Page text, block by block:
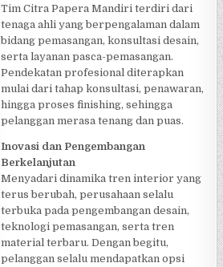
Tim Citra Papera Mandiri terdiri dari
tenaga ahli yang berpengalaman dalam
bidang pemasangan, konsultasi desain,
serta layanan pasca-pemasangan.
Pendekatan profesional diterapkan
mulai dari tahap konsultasi, penawaran,
hingga proses finishing, sehingga
pelanggan merasa tenang dan puas.
Inovasi dan Pengembangan
Berkelanjutan
Menyadari dinamika tren interior yang
terus berubah, perusahaan selalu
terbuka pada pengembangan desain,
teknologi pemasangan, serta tren
material terbaru. Dengan begitu,
pelanggan selalu mendapatkan opsi